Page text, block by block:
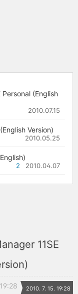
(English
2010.07.15
Version)
2010.05.25
2010.04.07
2
11SE
2010. 7. 15. 19:28